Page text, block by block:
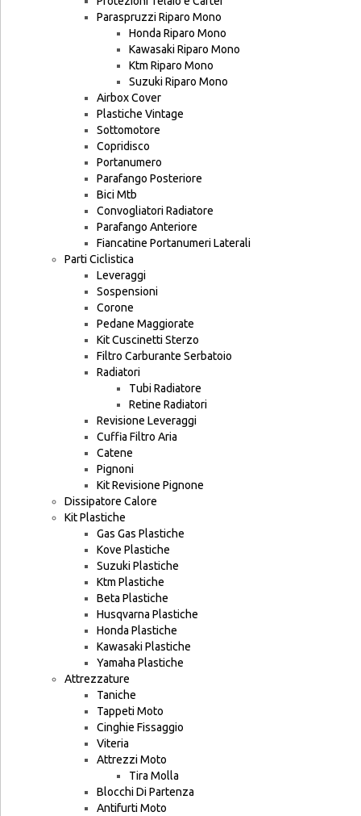
Paraspruzzi Riparo Mono
Honda Riparo Mono
Kawasaki Riparo Mono
Ktm Riparo Mono
Suzuki Riparo Mono
Airbox Cover
Plastiche Vintage
Sottomotore
Copridisco
Portanumero
Parafango Posteriore
Bici Mtb
Convogliatori Radiatore
Parafango Anteriore
Fiancatine Portanumeri Laterali
Parti Ciclistica
Leveraggi
Sospensioni
Corone
Pedane Maggiorate
Kit Cuscinetti Sterzo
Filtro Carburante Serbatoio
Radiatori
Tubi Radiatore
Retine Radiatori
Revisione Leveraggi
Cuffia Filtro Aria
Catene
Pignoni
Kit Revisione Pignone
Dissipatore Calore
Kit Plastiche
Gas Gas Plastiche
Kove Plastiche
Suzuki Plastiche
Ktm Plastiche
Beta Plastiche
Husqvarna Plastiche
Honda Plastiche
Kawasaki Plastiche
Yamaha Plastiche
Attrezzature
Taniche
Tappeti Moto
Cinghie Fissaggio
Viteria
Attrezzi Moto
Tira Molla
Blocchi Di Partenza
Antifurti Moto